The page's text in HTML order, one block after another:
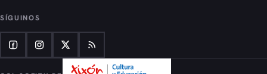
SÍGUINOS